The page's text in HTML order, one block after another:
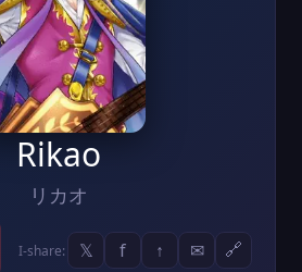
Rikao
リカオ
I-share: 𝕏 f ↑ ✉ 🔗